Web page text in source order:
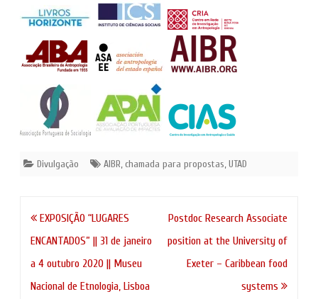
As propostas devem
adequar-se à normativa do
Divulgação AIBR,chamada para propostas,UTAD
Navegação
de
artigos
EXPOSIÇÃO “LUGARES
ENCANTADOS” || 31 de janeiro
a 4 outubro 2020 || Museu
Nacional de Etnologia, Lisboa
Postdoc Research Associate
position at the University of
Exeter – Caribbean food
systems